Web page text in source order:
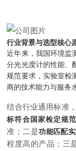
行业背景与选型核心
近年来，我国环境监
分光光度计的性能、
规范要求，实验室检
商的技术能力与服务
结合行业通用标准
标符合国家检定规
准；二是功能匹配
程度高的产品；三